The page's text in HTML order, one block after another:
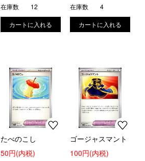
在庫数 12 在庫数 4
たべのこし
50円(内税)
ゴージャスマント
100円(内税)